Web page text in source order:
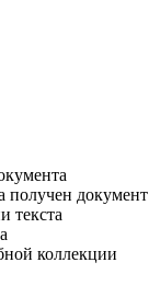
получен документ
текста
коллекции